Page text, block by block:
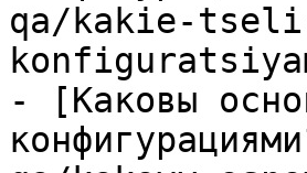
qa/kakie-
- [Каковы